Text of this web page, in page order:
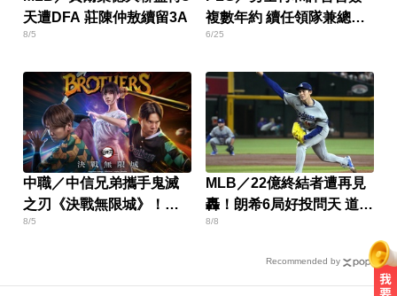
天遭DFA 莊陳仲敖續留3A
8/5
複數年約 續任領隊兼總教
練
6/25
中職／中信兄弟攜手鬼滅
之刃《決戰無限城》！門
票這天開搶
8/5
MLB／22億終結者遭再見
轟！朗希6局好投問天 道奇
吞7連敗
8/8
Recommended by